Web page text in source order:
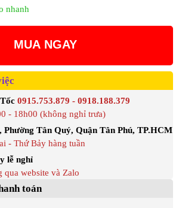
nhanh
MUA NGAY
0915.753.879 - 0918.188.379
- 18h00 (không nghỉ trưa)
Tân Quý, Quận Tân Phú, TP.HCM
- Thứ Bảy hàng tuần
lễ nghỉ
qua website và Zalo
toán